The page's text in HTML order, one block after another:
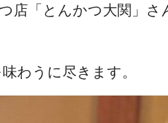
店「とんかつ大関」
わうに尽きます。